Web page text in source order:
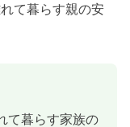
て暮らす親の安
て暮らす家族の